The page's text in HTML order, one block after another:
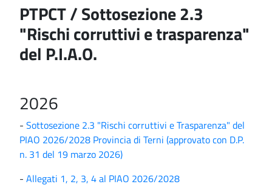
PTPCT / Sottosezione 2.3
"Rischi corruttivi e trasparenza"
del P.I.A.O.
2026
- Sottosezione 2.3 "Rischi corruttivi e Trasparenza" del
PIAO 2026/2028 Provincia di Terni (approvato con D.P.
n. 31 del 19 marzo 2026)
- Allegati 1, 2, 3, 4 al PIAO 2026/2028